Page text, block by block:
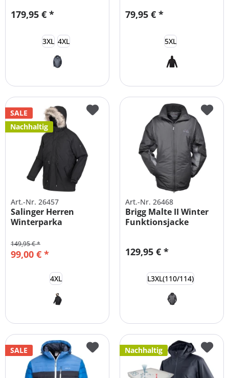
179,95 € *
3XL 4XL
79,95 € *
5XL
SALE
Nachhaltig
Art.-Nr. 26457
Salinger Herren
Winterparka
Übergrößen
99,00 € *
149,95 € *
4XL
Art.-Nr. 26468
Brigg Malte II Winter
Funktionsjacke
129,95 € *
L3XL(110/114)
SALE Nachhaltig